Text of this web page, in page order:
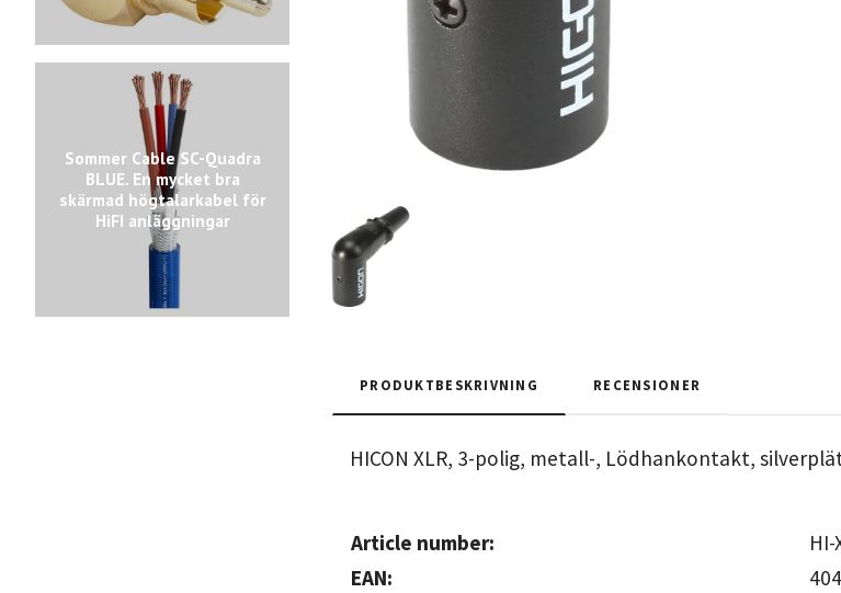
Sommer Cable SC-Quadra
BLUE. En mycket bra
skärmad högtalarkabel för
HiFI anläggningar
PRODUKTBESKRIVNING RECENSIONER
HICON XLR, 3-polig, metall-, Lödhankontakt,
Article number:
HI-
EAN: